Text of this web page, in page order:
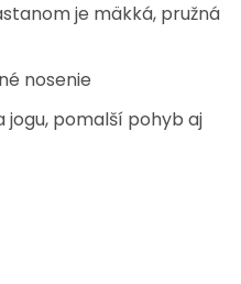
je mäkká, pružná
nosenie
jogu, pomalší pohyb aj